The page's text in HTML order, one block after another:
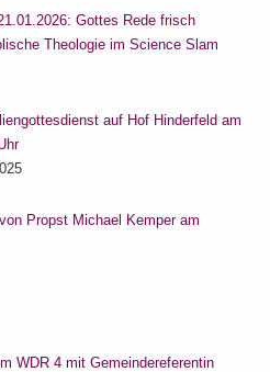
Gottes Rede frisch
Theologie im Science Slam
auf Hof Hinderfeld am
Propst Michael Kemper am
WDR 4 mit Gemeindereferentin